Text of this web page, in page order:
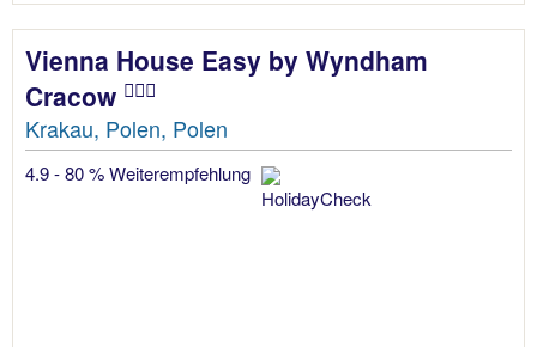
Vienna House Easy by Wyndham
Cracow
Krakau, Polen, Polen
4.9 - 80 % Weiterempfehlung